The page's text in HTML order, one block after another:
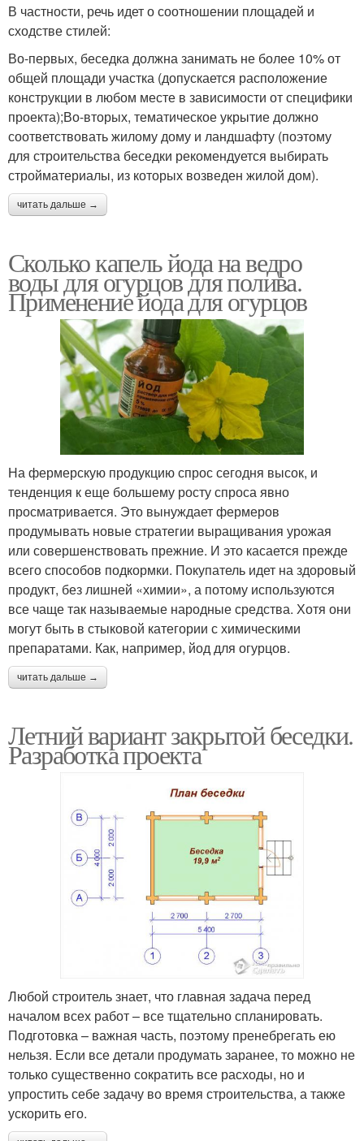
В частности, речь идет о соотношении площадей и
сходстве стилей:
Во-первых, беседка должна занимать не более 10% от
общей площади участка (допускается расположение
конструкции в любом месте в зависимости от специфики
проекта);Во-вторых, тематическое укрытие должно
соответствовать жилому дому и ландшафту (поэтому
для строительства беседки рекомендуется выбирать
стройматериалы, из которых возведен жилой дом).
читать дальше →
Сколько капель йода на ведро
воды для огурцов для полива.
Применение йода для огурцов
На фермерскую продукцию спрос сегодня высок, и
тенденция к еще большему росту спроса явно
просматривается. Это вынуждает фермеров
продумывать новые стратегии выращивания урожая
или совершенствовать прежние. И это касается прежде
всего способов подкормки. Покупатель идет на здоровый
продукт, без лишней «химии», а потому используются
все чаще так называемые народные средства. Хотя они
могут быть в стыковой категории с химическими
препаратами. Как, например, йод для огурцов.
читать дальше →
Летний вариант закрытой беседки.
Разработка проекта
Любой строитель знает, что главная задача перед
началом всех работ – все тщательно спланировать.
Подготовка – важная часть, поэтому пренебрегать ею
нельзя. Если все детали продумать заранее, то можно не
только существенно сократить все расходы, но и
упростить себе задачу во время строительства, а также
ускорить его.